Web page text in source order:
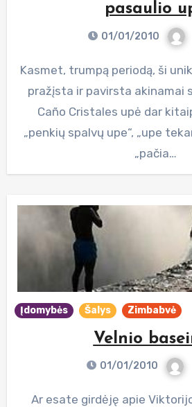
pasaulio
01/01/2010
Kasmet, trumpą periodą, ši unikali Kolumbijos upė
pražįsta ir pavirsta akinamai
Caño Cristales upė dar
„penkių spalvų upe“, „upe
„pačia…
Įdomybės Šalys Zimbabvė
Velnio
01/01/2010
Ar esate girdėję apie Viktorijos krioklį? O apie